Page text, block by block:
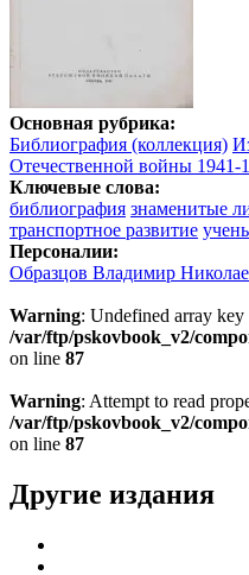
Основная рубрика:
Библиография (коллекция)
Отечественной войны 1941-
Ключевые слова:
библиография знаменитые
транспортное развитие
Персоналии:
Образцов Владимир
Warning: Undefined array key
/var/ftp/pskovbook_v2/
on line 87
Warning: Attempt to read
/var/ftp/pskovbook_v2/
on line 87
Другие издания